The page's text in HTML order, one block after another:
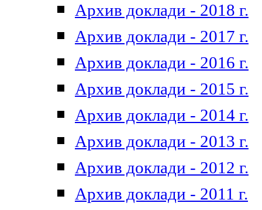
Архив доклади - 2018 г.
Архив доклади - 2017 г.
Архив доклади - 2016 г.
Архив доклади - 2015 г.
Архив доклади - 2014 г.
Архив доклади - 2013 г.
Архив доклади - 2012 г.
Архив доклади - 2011 г.